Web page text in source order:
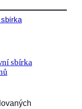
sbírka